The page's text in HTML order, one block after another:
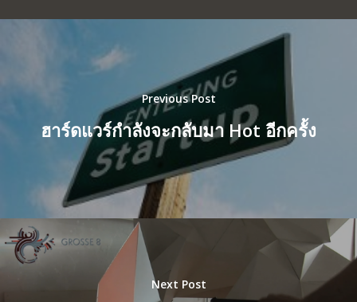
Previous Post
ฮาร์ดแวร์กำลังจะกลับมา Hot อีกครั้ง
Next Post